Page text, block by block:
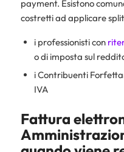
payment. Esistono
costretti ad applicare
i professionisti con
o di imposta sul
i Contribuenti
IVA
Fattura